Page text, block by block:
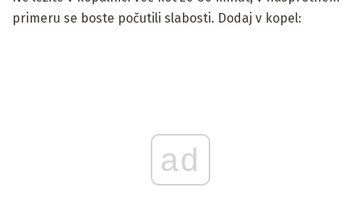
primeru se boste počutili slabosti. Dodaj v kopel:
ad